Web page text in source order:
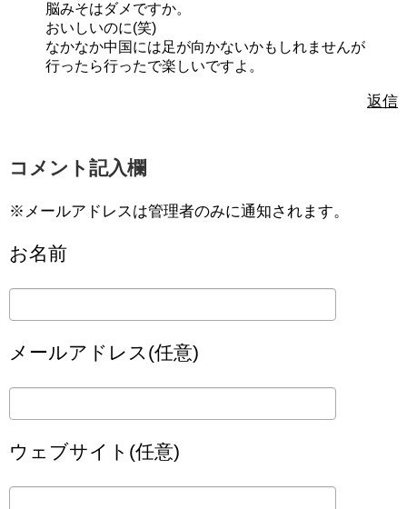
脳みそはダメですか。
おいしいのに(笑)
なかなか中国には足が向かないかもしれませんが
行ったら行ったで楽しいですよ。
返信
コメント記入欄
※メールアドレスは管理者のみに通知されます。
お名前
メールアドレス(任意)
ウェブサイト(任意)